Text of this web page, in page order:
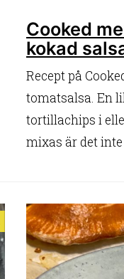
Cooked
kokad
Recept på
tomatsalsa. En
tortillachips i
mixas är det